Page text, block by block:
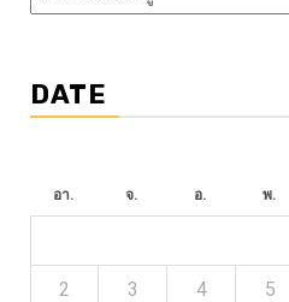
ข่าว
DATE
อา. จ. อ. พ.
2 3 4 5